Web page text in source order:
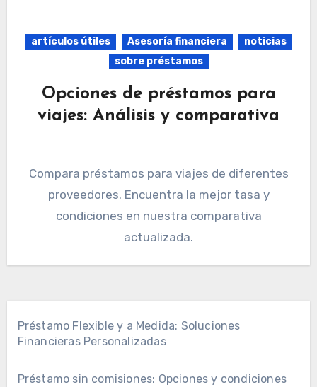
artículos útiles Asesoría financiera
noticias
sobre préstamos
Opciones de préstamos para
viajes: Análisis y comparativa
Compara préstamos para viajes de diferentes
proveedores. Encuentra la mejor tasa y
condiciones en nuestra comparativa
actualizada.
Préstamo Flexible y a Medida: Soluciones
Financieras Personalizadas
Préstamo sin comisiones: Opciones y condiciones